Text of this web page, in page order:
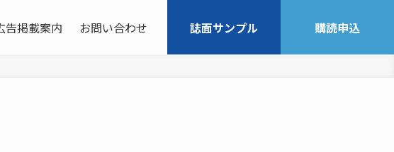
告掲載案内 お問い合わせ 誌面サンプル 購読申込